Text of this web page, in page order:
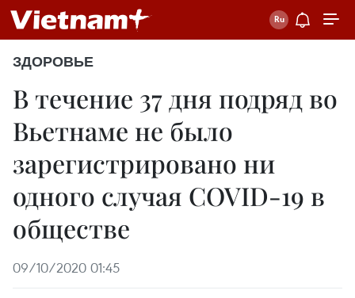
ЗДОРОВЬЕ
В течение 37 дня подряд во
Вьетнаме не было
зарегистрировано ни
одного случая COVID-19 в
обществе
09/10/2020 01:45